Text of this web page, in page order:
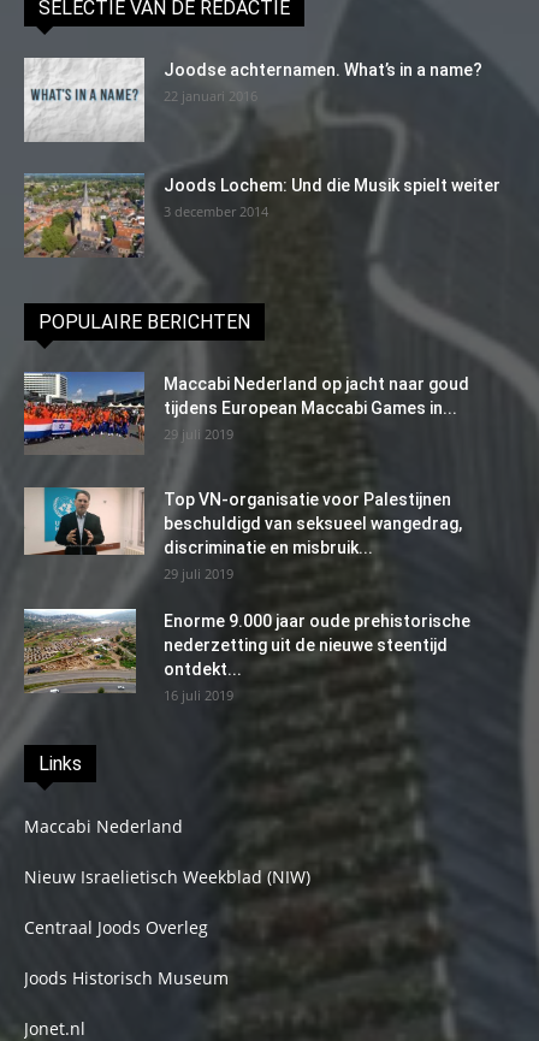
SELECTIE VAN DE REDACTIE
Joodse achternamen. What’s in a name?
22 januari 2016
Joods Lochem: Und die Musik spielt weiter
3 december 2014
POPULAIRE BERICHTEN
Maccabi Nederland op jacht naar goud
tijdens European Maccabi Games in...
29 juli 2019
Top VN-organisatie voor Palestijnen
beschuldigd van seksueel wangedrag,
discriminatie en misbruik...
29 juli 2019
Enorme 9.000 jaar oude prehistorische
nederzetting uit de nieuwe steentijd
ontdekt...
16 juli 2019
Links
Maccabi Nederland
Nieuw Israelietisch Weekblad (NIW)
Centraal Joods Overleg
Joods Historisch Museum
Jonet.nl